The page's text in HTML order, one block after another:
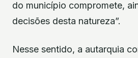
do município compromete,
decisões desta natureza”.
Nesse sentido, a autarquia